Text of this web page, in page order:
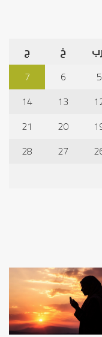
خ
ج
5
6
7
13
14
20
21
27
28